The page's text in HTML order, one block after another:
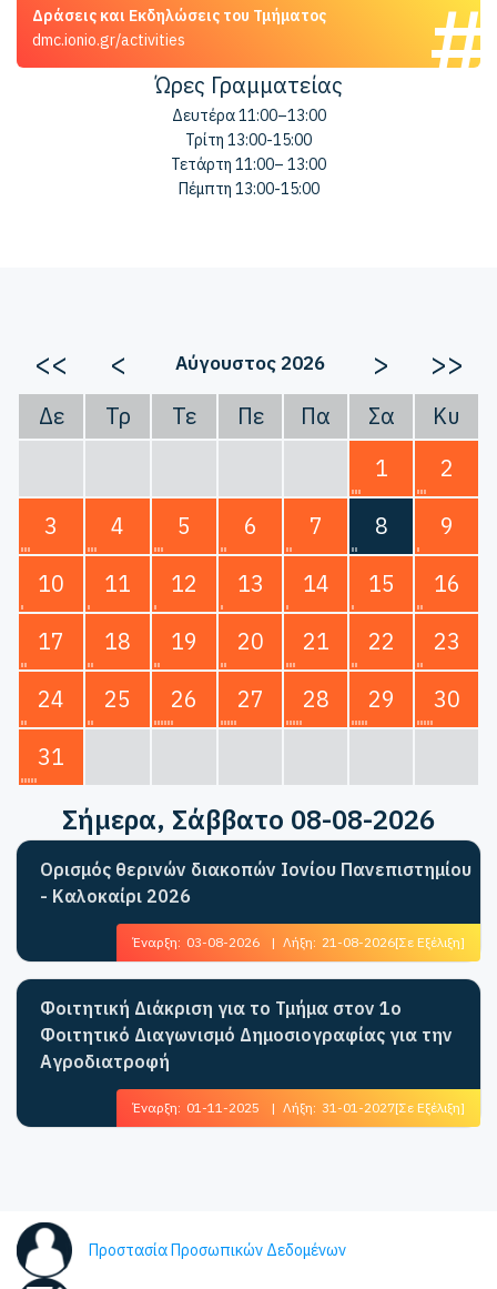
Δράσεις και Εκδηλώσεις του Τμήματος
dmc.ionio.gr/activities
Ώρες Γραμματείας
Δευτέρα 11:00–13:00
Τρίτη 13:00-15:00
Τετάρτη 11:00– 13:00
Πέμπτη 13:00-15:00
<< < Αύγουστος 2026 > >>
Δε Τρ Τε Πε Πα Σα
Κυ
1
2
3
4 5 6 7 8
9
10
11 12 13 14 15
16
17
18 19 20 21 22
23
24
25 26 27 28 29
30
31
Σήμερα, Σάββατο 08-08-2026
Ορισμός θερινών διακοπών Ιονίου Πανεπιστημίου
- Καλοκαίρι 2026
Έναρξη: 03-08-2026 | Λήξη: 21-08-2026[Σε Εξέλιξη]
Φοιτητική Διάκριση για το Τμήμα στον 1ο
Φοιτητικό Διαγωνισμό Δημοσιογραφίας για την
Αγροδιατροφή
Έναρξη: 01-11-2025 | Λήξη: 31-01-2027[Σε Εξέλιξη]
Προστασία Προσωπικών Δεδομένων